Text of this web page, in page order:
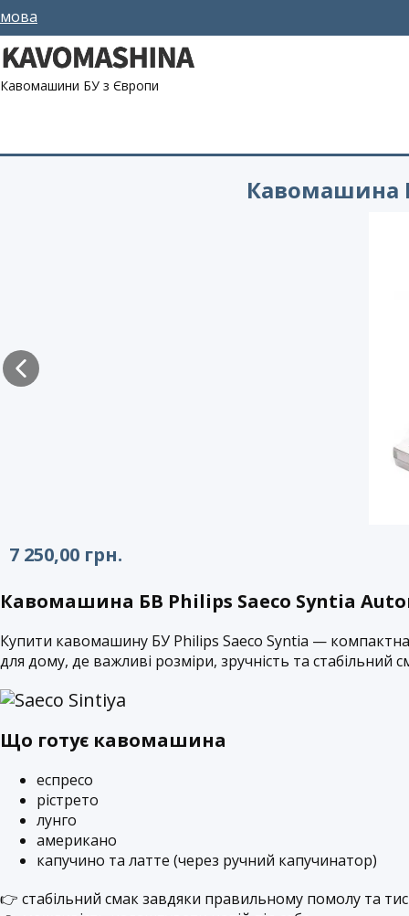
мова
Кавомашини БУ з Європи
Кавомашина
7 250,00 грн.
Кавомашина БВ Philips Saeco Syntia
Купити кавомашину БУ Philips Saeco Syntia —
для дому, де важливі розміри, зручність та стабільний
Що готує кавомашина
еспресо
рістрето
лунго
американо
капучино та латте (через ручний капучинатор)
👉 стабільний смак завдяки правильному помолу та